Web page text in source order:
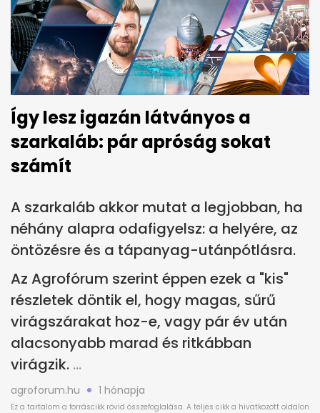
Így lesz igazán látványos a
szarkaláb: pár apróság sokat
számít
A szarkaláb akkor mutat a legjobban, ha
néhány alapra odafigyelsz: a helyére, az
öntözésre és a tápanyag-utánpótlásra.
Az Agrofórum szerint éppen ezek a "kis"
részletek döntik el, hogy magas, sűrű
virágszárakat hoz-e, vagy pár év után
alacsonyabb marad és ritkábban
virágzik.
agroforum.hu 1 hónapja